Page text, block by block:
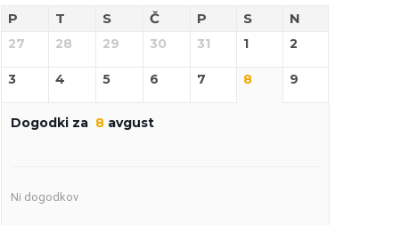
P T S Č P S N
27 28 29 30 31 1 2
3 4 5 6 7 8 9
Dogodki za 8 avgust
Ni dogodkov